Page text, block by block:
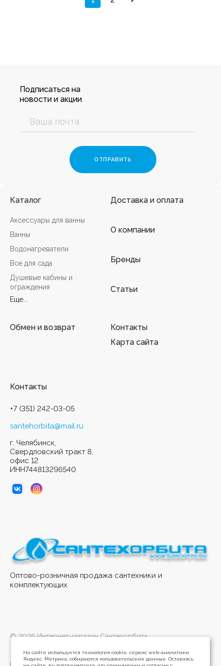
Подписаться на
новости и акции
Оптово-розничная продажа сантехники и
комплектующих
Каталог
Аксессуары для ванны
Ванны
Водонагреватели
Все для сада
Душевые кабины и
ограждения
Еще...
Доставка и оплата
О компании
Бренды
Статьи
Обмен и возврат
Контакты
Карта сайта
Контакты
+7 (351) 242-03-05
santehorbita@mail.ru
г. Челябинск,
Свердловский тракт 8,
офис 12
ИНН744813296540
© 2026 Интернет-магазин Сантехорбита
Политика конфиденциальности
На сайте используется технология cookie, сервис web-аналитики
Яндекс. Метрика, собираются пользовательские данные. Оставаясь